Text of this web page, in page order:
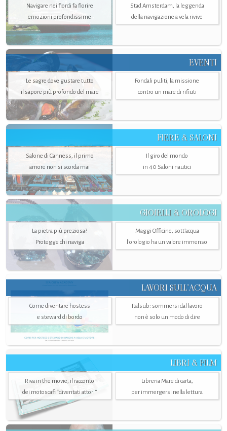
Navigare nei fiordi fa fiorire
emozioni profondissime
Stad Amsterdam, la leggenda
della navigazione a vela rivive
EVENTI
Le sagre dove gustare tutto
il sapore più profondo del mare
Fondali puliti, la missione
contro un mare di rifiuti
FIERE & SALONI
Salone di Canness, il primo
amore non si scorda mai
Il giro del mondo
in 40 Saloni nautici
GIOIELLI & OROLOGI
La pietra più preziosa?
Protegge chi naviga
Maggi Officine, sott’acqua
l'orologio ha un valore immenso
LAVORI SULL’ACQUA
Come diventare hostess
e steward di bordo
Italsub: sommersi dal lavoro
non è solo un modo di dire
LIBRI & FILM
Riva in the movie, il racconto
dei motoscafi “diventati attori”
Libreria Mare di carta,
per immergersi nella lettura